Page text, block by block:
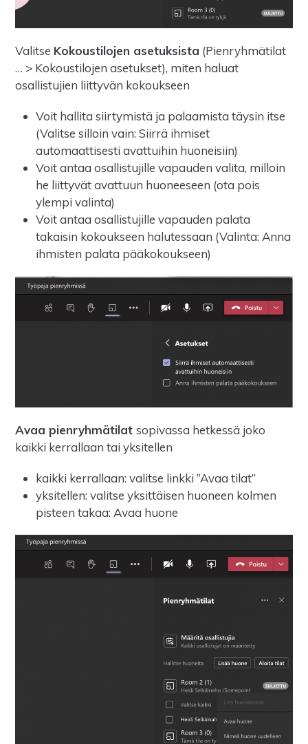
Valitse Kokoustilojen asetuksista (Pienryhmätilat
… > Kokoustilojen asetukset), miten haluat
osallistujien liittyvän kokoukseen
Voit hallita siirtymistä ja palaamista täysin itse
(Valitse silloin vain: Siirrä ihmiset
automaattisesti avattuihin huoneisiin)
Voit antaa osallistujille vapauden valita, milloin
he liittyvät avattuun huoneeseen (ota pois
ylempi valinta)
Voit antaa osallistujille vapauden palata
takaisin kokoukseen halutessaan (Valinta: Anna
ihmisten palata pääkokoukseen)
Avaa pienryhmätilatsopivassa hetkessä joko
kaikki kerrallaan tai yksitellen
kaikki kerrallaan: valitse linkki ”Avaa tilat”
yksitellen: valitse yksittäisen huoneen kolmen
pisteen takaa: Avaa huone